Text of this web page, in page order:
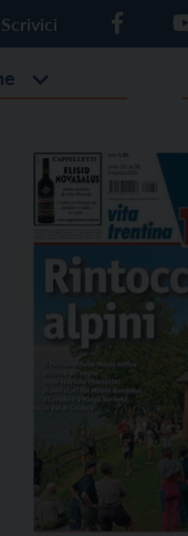
Scrivici